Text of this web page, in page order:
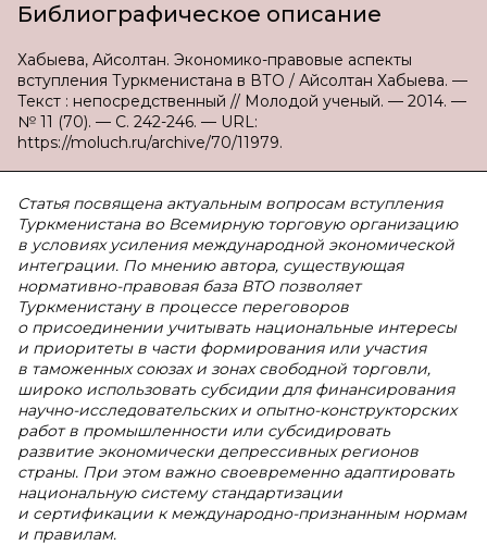
Библиографическое описание
Хабыева, Айсолтан. Экономико-правовые аспекты
вступления Туркменистана в ВТО / Айсолтан Хабыева. —
Текст : непосредственный // Молодой ученый. — 2014. —
№ 11 (70). — С. 242-246. — URL:
https://moluch.ru/archive/70/11979.
Статья посвящена актуальным вопросам вступления
Туркменистана во Всемирную торговую организацию
в условиях усиления международной экономической
интеграции. По мнению автора, существующая
нормативно-правовая база ВТО позволяет
Туркменистану в процессе переговоров
о присоединении учитывать национальные интересы
и приоритеты в части формирования или участия
в таможенных союзах и зонах свободной торговли,
широко использовать субсидии для финансирования
научно-исследовательских и опытно-конструкторских
работ в промышленности или субсидировать
развитие экономически депрессивных регионов
страны. При этом важно своевременно адаптировать
национальную систему стандартизации
и сертификации к международно-признанным нормам
и правилам.